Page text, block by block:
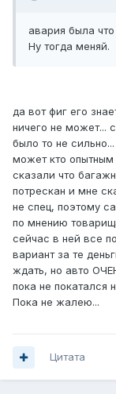
авария была
Ну тогда меняй.
да вот фиг его
ничего не может...
было то не
может кто опытным
сказали что
потрескан и мне
не спец, поэтому
по мнению
сейчас в ней все
вариант за те
ждать, но авто
пока не покатался
Пока не жалею...
Цитата